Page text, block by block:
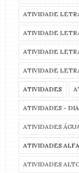
ATIVIDADE
ATIVIDADE
ATIVIDADE
ATIVIDADE
ATIVIDADES
ATIVIDADES -
ATIVIDADES
ATIVIDADES
ATIVIDADES